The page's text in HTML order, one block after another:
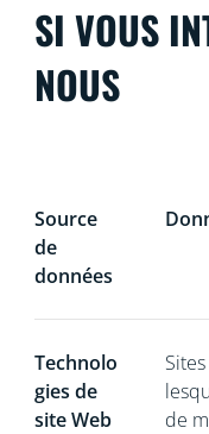
SI VOUS
NOUS
Source
de
données
Technolo
gies de
site Web
de